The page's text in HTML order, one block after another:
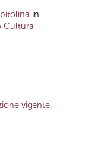
in
Cultura
vigente,